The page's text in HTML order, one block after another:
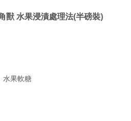
獸 水果浸漬處理法(半磅裝)
水果軟糖